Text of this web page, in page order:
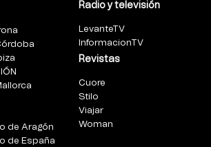
de Aragón
de España
Radio y televisión
LevanteTV
InformacionTV
Revistas
Cuore
Stilo
Viajar
Woman